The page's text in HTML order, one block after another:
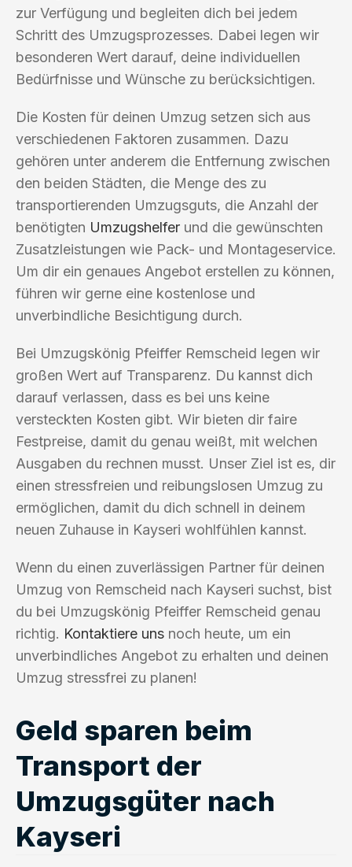
zur Verfügung und begleiten dich bei jedem
Schritt des Umzugsprozesses. Dabei legen wir
besonderen Wert darauf, deine individuellen
Bedürfnisse und Wünsche zu berücksichtigen.
Die Kosten für deinen Umzug setzen sich aus
verschiedenen Faktoren zusammen. Dazu
gehören unter anderem die Entfernung zwischen
den beiden Städten, die Menge des zu
transportierenden Umzugsguts, die Anzahl der
benötigten Umzugshelfer und die gewünschten
Zusatzleistungen wie Pack- und Montageservice.
Um dir ein genaues Angebot erstellen zu können,
führen wir gerne eine kostenlose und
unverbindliche Besichtigung durch.
Bei Umzugskönig Pfeiffer Remscheid legen wir
großen Wert auf Transparenz. Du kannst dich
darauf verlassen, dass es bei uns keine
versteckten Kosten gibt. Wir bieten dir faire
Festpreise, damit du genau weißt, mit welchen
Ausgaben du rechnen musst. Unser Ziel ist es, dir
einen stressfreien und reibungslosen Umzug zu
ermöglichen, damit du dich schnell in deinem
neuen Zuhause in Kayseri wohlfühlen kannst.
Wenn du einen zuverlässigen Partner für deinen
Umzug von Remscheid nach Kayseri suchst, bist
du bei Umzugskönig Pfeiffer Remscheid genau
richtig. Kontaktiere uns noch heute, um ein
unverbindliches Angebot zu erhalten und deinen
Umzug stressfrei zu planen!
Geld sparen beim
Transport der
Umzugsgüter nach
Kayseri